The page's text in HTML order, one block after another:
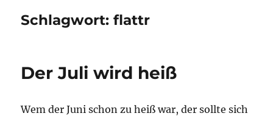
Schlagwort:flattr
Der Juli wird heiß
Wem der Juni schon zu heiß war, der sollte sich